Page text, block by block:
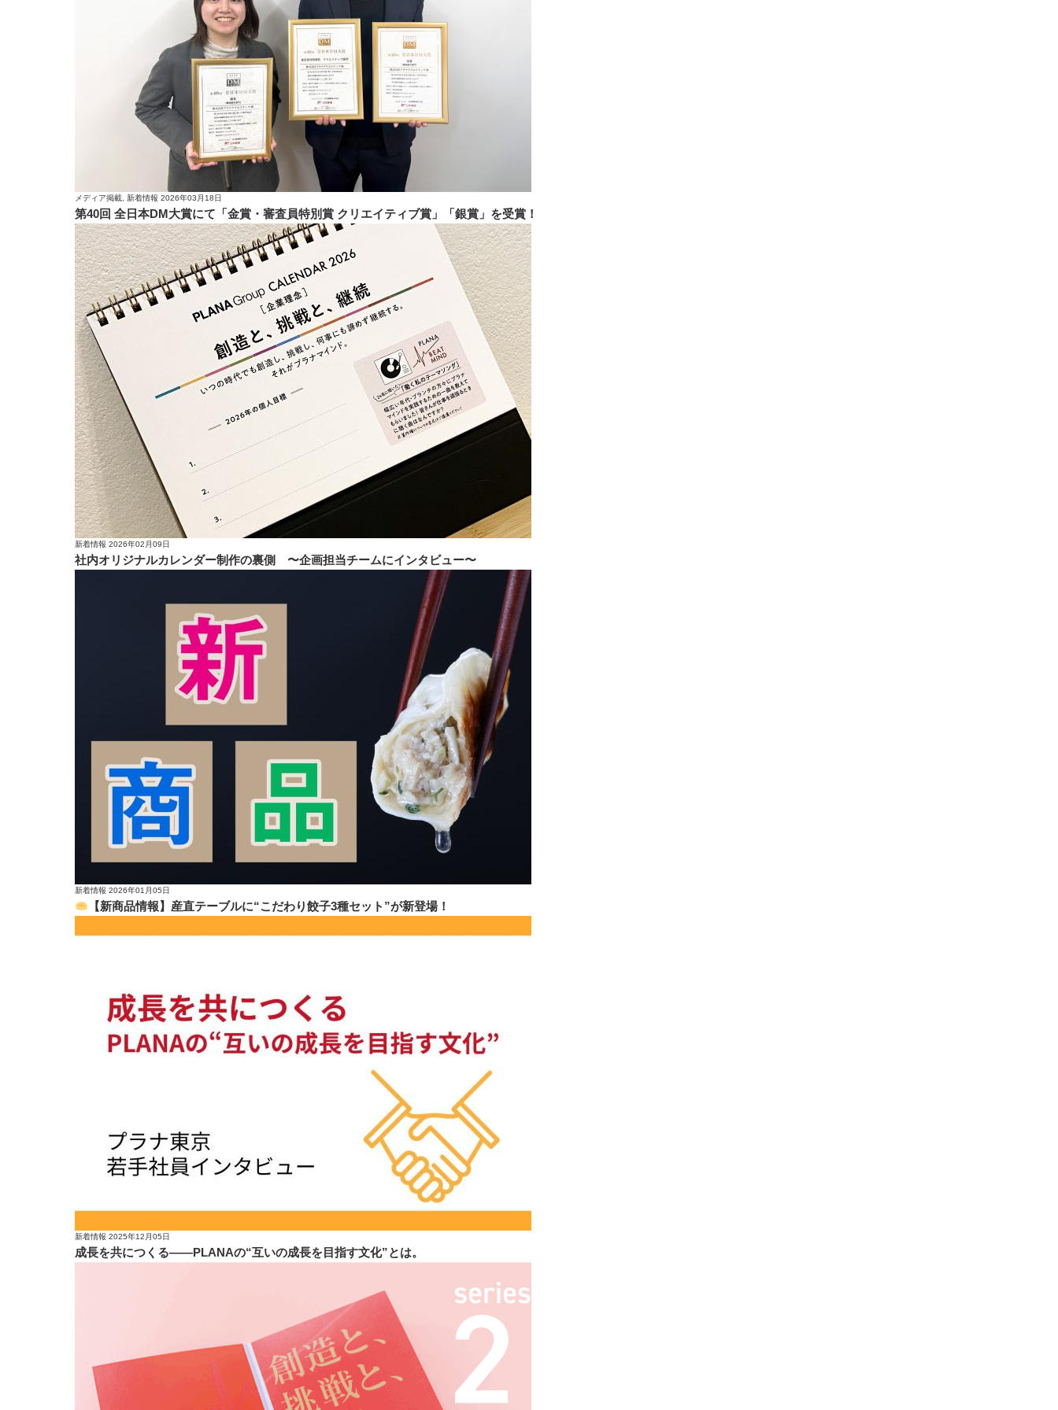
メディア掲載, 新着情報 2026年03月18日
第40回 全日本DM大賞にて「金賞・審査員特別賞 クリエイティブ賞」「銀賞」を受賞！
新着情報 2026年02月09日
社内オリジナルカレンダー制作の裏側 〜企画担当チームにインタビュー〜
新着情報 2026年01月05日
【新商品情報】産直テーブルに“こだわり餃子3種セット”が新登場！
新着情報 2025年12月05日
成長を共につくる——PLANAの“互いの成長を目指す文化”とは。